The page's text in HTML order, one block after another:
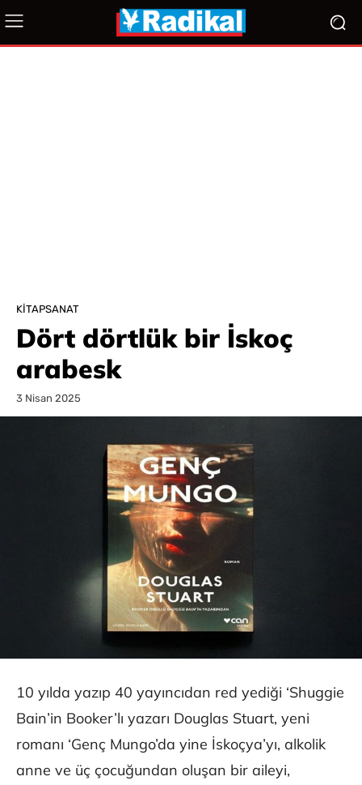
KITAPSANAT
Dört dörtlük bir İskoç
arabesk
3 Nisan 2025
10 yılda yazıp 40 yayıncıdan red yediği ‘Shuggie
Bain’in Booker’lı yazarı Douglas Stuart, yeni
romanı ‘Genç Mungo’da yine İskoçya’yı, alkolik
anne ve üç çocuğundan oluşan bir aileyi,